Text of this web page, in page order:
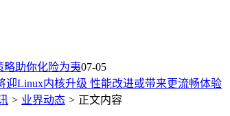
你化险为夷07-05
价权的试探
从蓝箭中科宇航招股书看2029年能否破局
迎Linux内核升级 性能改进或带来更流畅体验
数曝光，X500系列多机型蓄势待发
遇挑战：工业场景下行业洗牌或将来临
> 业界动态 > 正文内容